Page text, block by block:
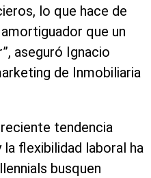
lo que hace de
que un
aseguró Ignacio
de Inmobiliaria
tendencia
flexibilidad laboral ha
busquen